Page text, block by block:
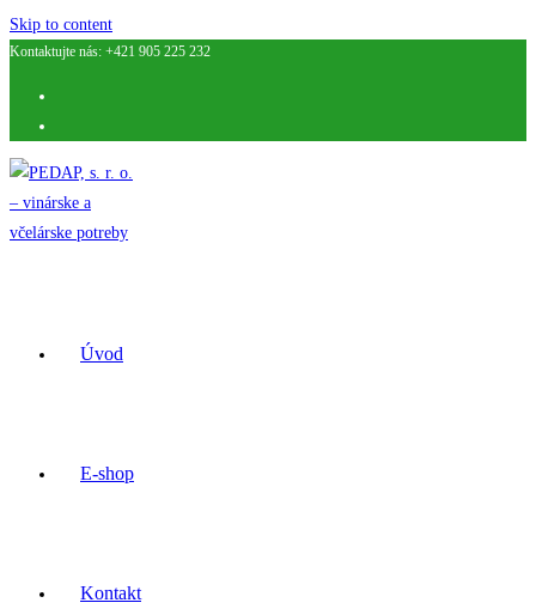
Skip to content
Kontaktujte nás: +421 905 225 232
Úvod
E-shop
Kontakt